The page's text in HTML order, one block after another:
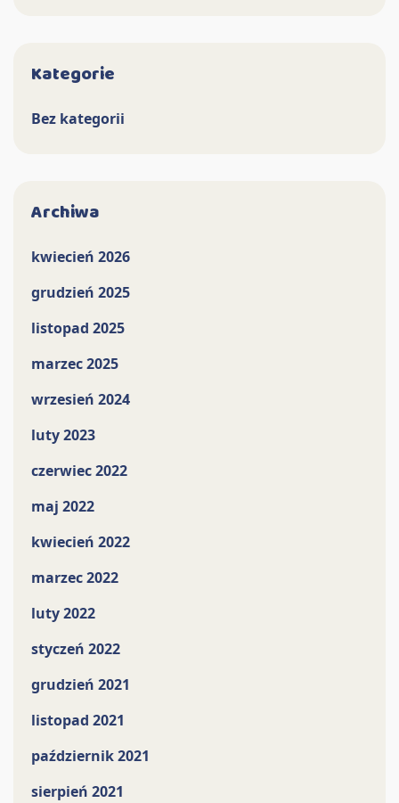
Kategorie
Bez kategorii
Archiwa
kwiecień 2026
grudzień 2025
listopad 2025
marzec 2025
wrzesień 2024
luty 2023
czerwiec 2022
maj 2022
kwiecień 2022
marzec 2022
luty 2022
styczeń 2022
grudzień 2021
listopad 2021
październik 2021
sierpień 2021